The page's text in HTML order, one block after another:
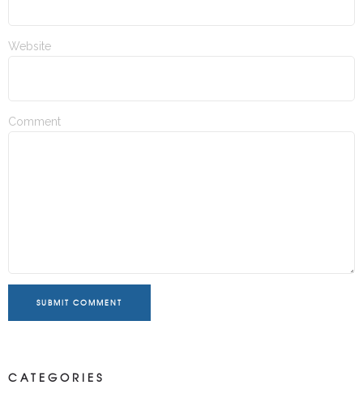
Website
Comment
SUBMIT COMMENT
CATEGORIES